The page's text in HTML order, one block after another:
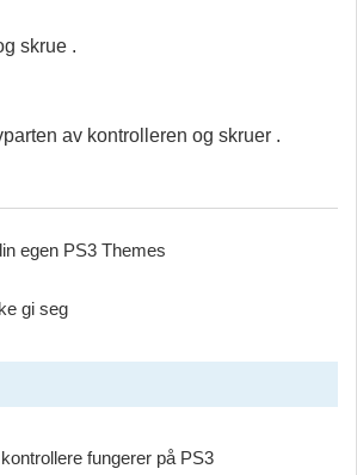
skrue .
av kontrolleren og skruer .
egen PS3 Themes
gi seg
fungerer på PS3